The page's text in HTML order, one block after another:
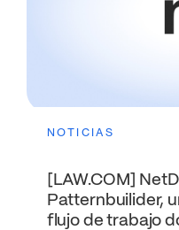
NOTICIAS
[LAW.COM]
Patternbuilider,
flujo de trabajo